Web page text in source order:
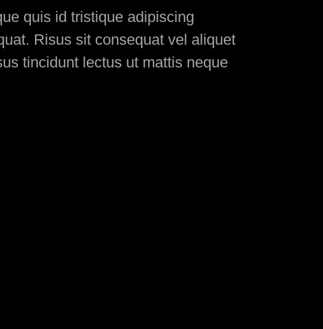
quis id tristique adipiscing
Risus sit consequat vel aliquet
tincidunt lectus ut mattis neque